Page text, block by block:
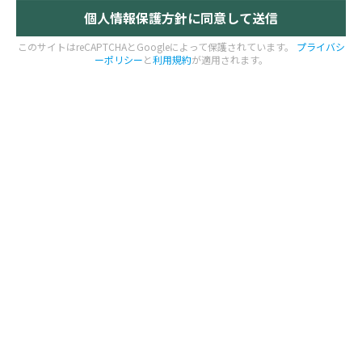
このサイトはreCAPTCHAとGoogleによって保護されています。
プライバシ
ーポリシーと利用規約が適用されます。